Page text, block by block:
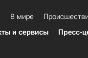
В мире
и сервисы Пресс-